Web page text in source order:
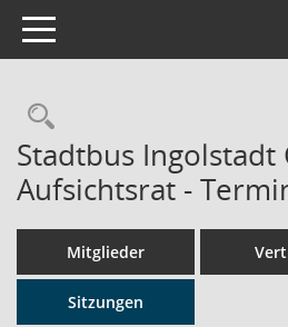
Toggle navigation
Rechercheauswahl
Stadtbus Ingolstadt
Aufsichtsrat -
Mitglieder
Sitzungen